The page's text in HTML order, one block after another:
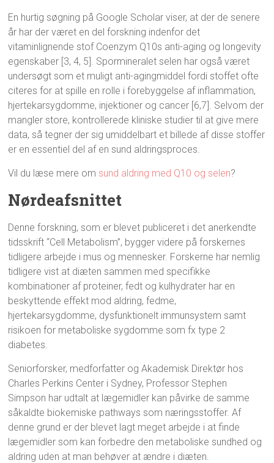
En hurtig søgning på Google Scholar viser, at der de senere
år har der været en del forskning indenfor det
vitaminlignende stof Coenzym Q10s anti-aging og longevity
egenskaber [3, 4, 5]. Spormineralet selen har også været
undersøgt som et muligt anti-agingmiddel fordi stoffet ofte
citeres for at spille en rolle i forebyggelse af inflammation,
hjertekarsygdomme, injektioner og cancer [6,7]. Selvom der
mangler store, kontrollerede kliniske studier til at give mere
data, så tegner der sig umiddelbart et billede af disse stoffer
er en essentiel del af en sund aldringsproces.
Vil du læse mere om sund aldring med Q10 og selen?
Nørdeafsnittet
Denne forskning, som er blevet publiceret i det anerkendte
tidsskrift “Cell Metabolism”, bygger videre på forskernes
tidligere arbejde i mus og mennesker. Forskerne har nemlig
tidligere vist at diæten sammen med specifikke
kombinationer af proteiner, fedt og kulhydrater har en
beskyttende effekt mod aldring, fedme,
hjertekarsygdomme, dysfunktionelt immunsystem samt
risikoen for metaboliske sygdomme som fx type 2
diabetes.
Seniorforsker, medforfatter og Akademisk Direktør hos
Charles Perkins Center i Sydney, Professor Stephen
Simpson har udtalt at lægemidler kan påvirke de samme
såkaldte biokemiske pathways som næringsstoffer. Af
denne grund er der blevet lagt meget arbejde i at finde
lægemidler som kan forbedre den metaboliske sundhed og
aldring uden at man behøver at ændre i diæten.